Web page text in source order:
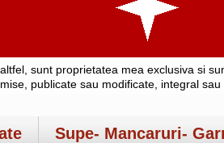
sunt proprietatea mea exclusiva si
publicate sau modificate, integral
Supe- Mancaruri-